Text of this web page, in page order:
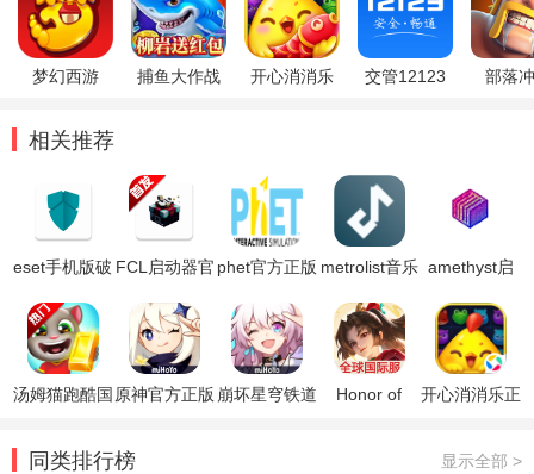
梦幻西游 捕鱼大作战 开心消消乐 交管12123 部落
相关推荐
eset手机版破 FCL启动器官
EnchantNet1.1
版本手机版
phet官方正版 metrolist音乐 amethyst启
汤姆猫跑酷国 原神官方正版 崩坏星穹铁道
Honor of
开心消消乐正
同类排行榜 显示全部 >